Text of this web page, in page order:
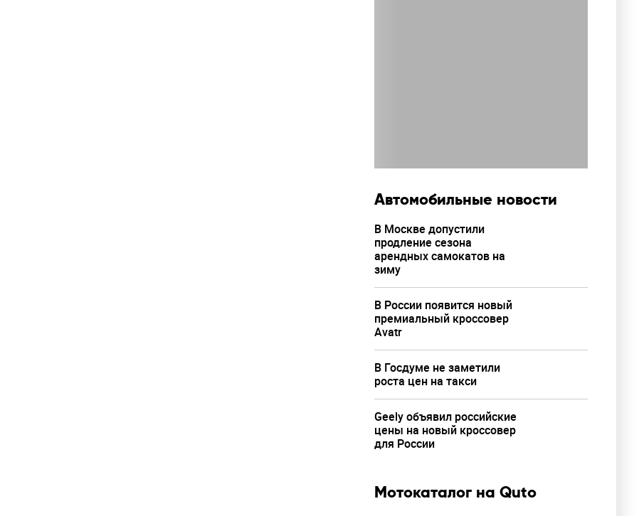
Автомобильные новости
В Москве допустили
продление сезона
арендных самокатов на
зиму
В России появится новый
премиальный кроссовер
Avatr
В Госдуме не заметили
роста цен на такси
Geely объявил российские
цены на новый кроссовер
для России
Мотокаталог на Quto